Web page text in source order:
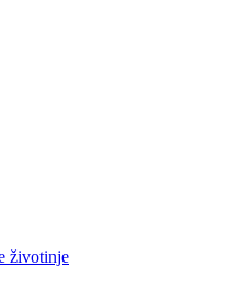
životinje